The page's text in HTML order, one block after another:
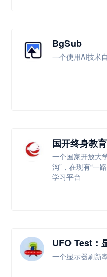
BgSub
一个使用AI技术
国开终身教
一个国家开放大
沟”，在现有“一
学习平台
UFO Test：
一个显示器刷新